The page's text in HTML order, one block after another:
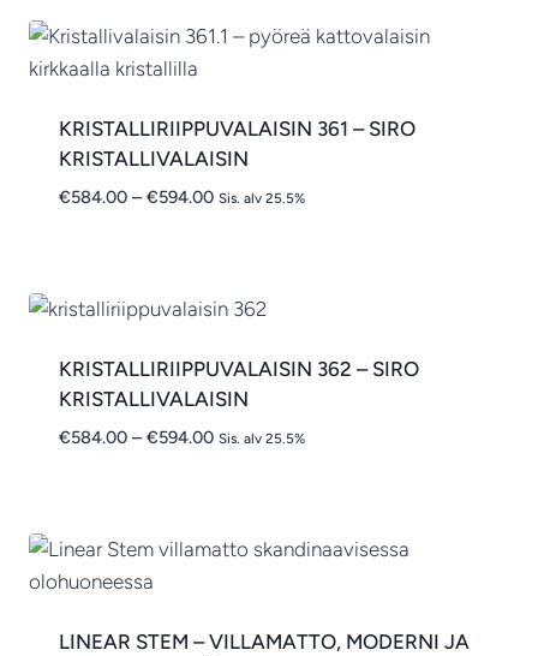
KRISTALLIRIIPPUVALAISIN 361 – SIRO
KRISTALLIVALAISIN
€584.00 – €594.00Hintaluokka:
Sis. alv 25.5%
KRISTALLIRIIPPUVALAISIN 362 – SIRO
KRISTALLIVALAISIN
€584.00 – €594.00Hintaluokka:
Sis. alv 25.5%
LINEAR STEM – VILLAMATTO, MODERNI JA